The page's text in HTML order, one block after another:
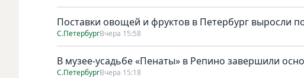
Поставки овощей и фруктов в Петербург выросли
С.ПетербургВчера 15:58
В музее-усадьбе «Пенаты» в Репино завершили
С.ПетербургВчера 15:18